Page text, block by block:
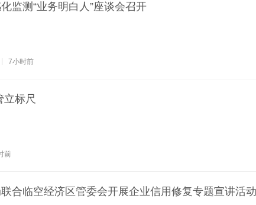
监测“业务明白人”座谈会召开
7小时前
立标尺
前
合临空经济区管委会开展企业信用修复专题宣讲活动